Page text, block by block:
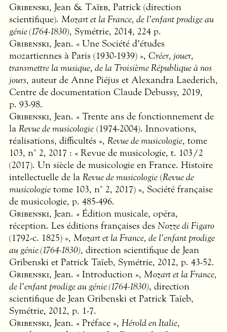
Gribenski, Jean & Taïeb, Patrick (direction
scientifique). Mozart et la France, de l’enfant prodige au
génie (1764-1830), Symétrie, 2014, 224 p.
Gribenski, Jean. « Une Société d’études
mozartiennes à Paris (1930-1939) », Créer, jouer,
transmettre la musique, de la Troisième République à nos
jours, auteur de Anne Piéjus et Alexandra Laederich,
Centre de documentation Claude Debussy, 2019,
p. 93-98.
Gribenski, Jean. « Trente ans de fonctionnement de
la Revue de musicologie (1974-2004). Innovations,
réalisations, difficultés », Revue de musicologie, tome
103, n° 2, 2017 : « Revue de musicologie, t. 103/2
(2017). Un siècle de musicologie en France. Histoire
intellectuelle de la Revue de musicologie (Revue de
musicologie tome 103, n° 2, 2017) », Société française
de musicologie, p. 485-496.
Gribenski, Jean. « Édition musicale, opéra,
réception. Les éditions françaises des Nozze di Figaro
(1792-c. 1825) », Mozart et la France, de l’enfant prodige
au génie (1764-1830), direction scientifique de Jean
Gribenski et Patrick Taïeb, Symétrie, 2012, p. 43-52.
Gribenski, Jean. « Introduction », Mozart et la France,
de l’enfant prodige au génie (1764-1830), direction
scientifique de Jean Gribenski et Patrick Taïeb,
Symétrie, 2012, p. 1-7.
Gribenski, Jean. « Préface », Hérold en Italie,